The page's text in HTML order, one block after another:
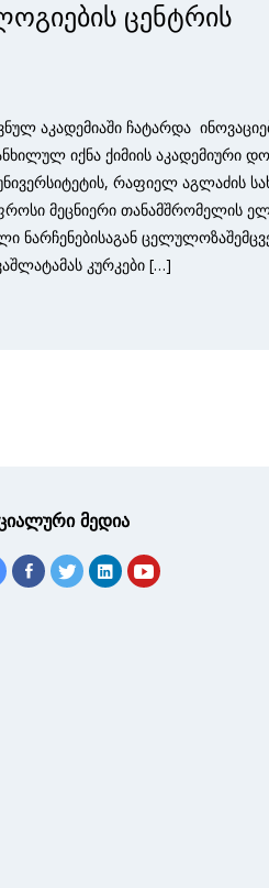
ცენტრის
აკადემიაში ჩატარდა
იქნა ქიმიის აკადემიური
რაფიელ აგლაძის
მეცნიერი თანამშრომელის
ნარჩენებისაგან
კურკები […]
მედია